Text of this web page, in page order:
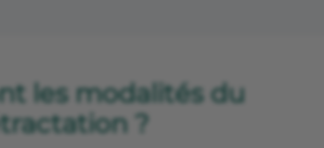
les modalités du
?